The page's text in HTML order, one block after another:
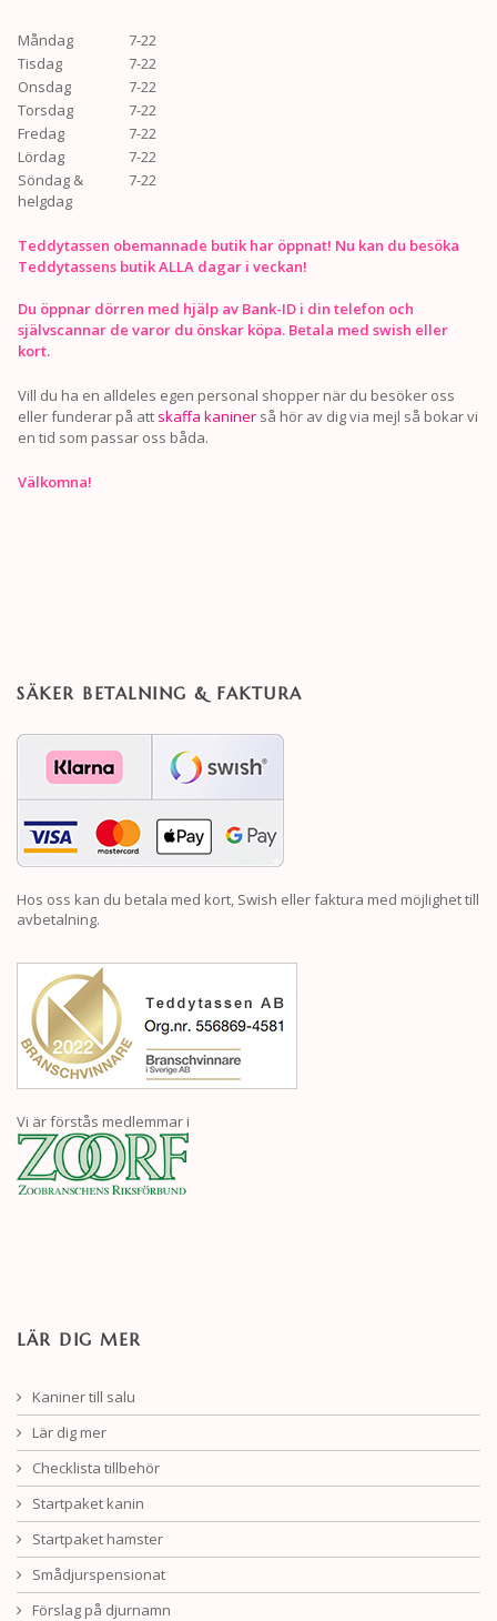
Måndag
7-22
Tisdag
7-22
Onsdag
7-22
Torsdag
7-22
Fredag
7-22
Lördag
7-22
Söndag &
helgdag
7-22
Teddytassen obemannade butik har öppnat! Nu kan du besöka
Teddytassens butik ALLA dagar i veckan!
Du öppnar dörren med hjälp av Bank-ID i din telefon och
självscannar de varor du önskar köpa. Betala med swish eller
kort.
Vill du ha en alldeles egen personal shopper när du besöker oss
eller funderar på att skaffa kaniner så hör av dig via mejl så bokar vi
en tid som passar oss båda.
Välkomna!
SÄKER BETALNING & FAKTURA
Hos oss kan du betala med kort, Swish eller faktura med möjlighet till
avbetalning.
Vi är förstås medlemmar i
LÄR DIG MER
Kaniner till salu
Lär dig mer
Checklista tillbehör
Startpaket kanin
Startpaket hamster
Smådjurspensionat
Förslag på djurnamn